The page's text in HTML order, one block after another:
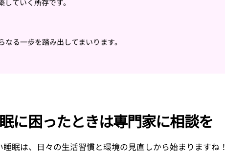
していく 所存です。
なる一歩を踏み出してまいります。
に困ったときは専門家に相談を
睡眠は、日々の生活習慣と環境の見直しから始まりますね！